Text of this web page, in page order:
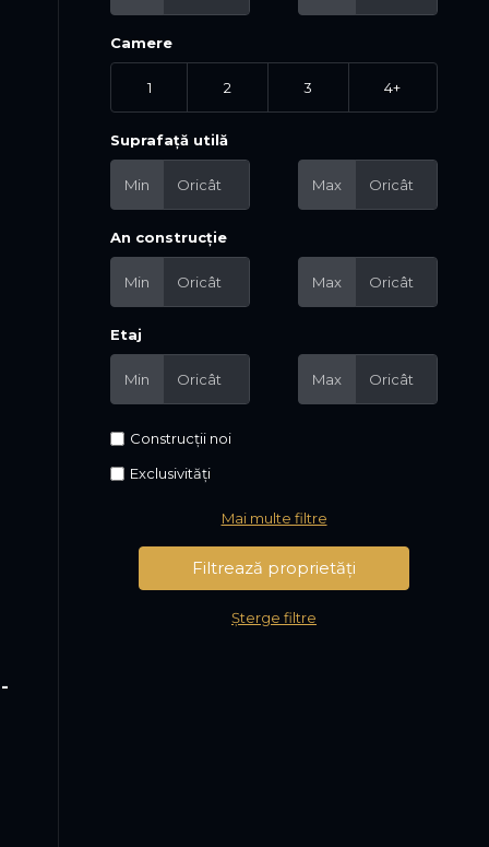
Camere
1 2 3 4+
Suprafață utilă
Min Max
An construcție
Min Max
Etaj
Min Max
Construcții noi
Exclusivități
Mai multe filtre
Șterge filtre